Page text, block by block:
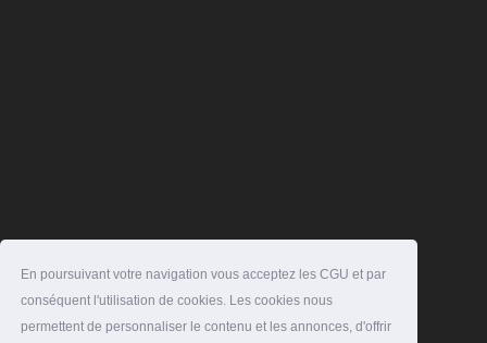
En poursuivant votre navigation vous acceptez les CGU et par
conséquent l'utilisation de cookies. Les cookies nous
permettent de personnaliser le contenu et les annonces, d'offrir